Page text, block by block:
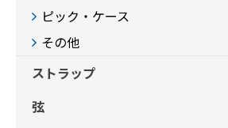
ピック・ケース
その他
ストラップ
弦